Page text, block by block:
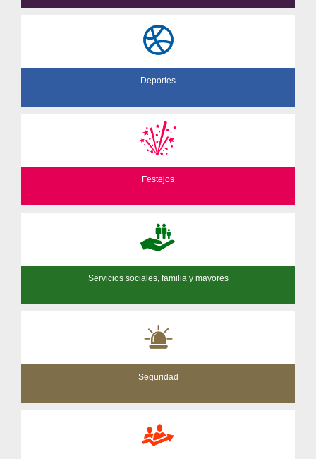
Deportes
Festejos
Servicios sociales, familia y mayores
Seguridad